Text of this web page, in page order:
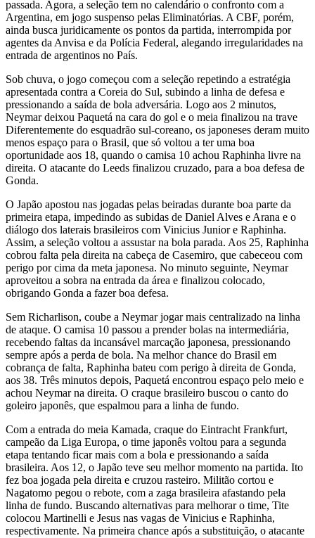
passada. Agora, a seleção tem no calendário o confronto com a
Argentina, em jogo suspenso pelas Eliminatórias. A CBF, porém,
ainda busca juridicamente os pontos da partida, interrompida por
agentes da Anvisa e da Polícia Federal, alegando irregularidades na
entrada de argentinos no País.
Sob chuva, o jogo começou com a seleção repetindo a estratégia
apresentada contra a Coreia do Sul, subindo a linha de defesa e
pressionando a saída de bola adversária. Logo aos 2 minutos,
Neymar deixou Paquetá na cara do gol e o meia finalizou na trave
Diferentemente do esquadrão sul-coreano, os japoneses deram muito
menos espaço para o Brasil, que só voltou a ter uma boa
oportunidade aos 18, quando o camisa 10 achou Raphinha livre na
direita. O atacante do Leeds finalizou cruzado, para a boa defesa de
Gonda.
O Japão apostou nas jogadas pelas beiradas durante boa parte da
primeira etapa, impedindo as subidas de Daniel Alves e Arana e o
diálogo dos laterais brasileiros com Vinicius Junior e Raphinha.
Assim, a seleção voltou a assustar na bola parada. Aos 25, Raphinha
cobrou falta pela direita na cabeça de Casemiro, que cabeceou com
perigo por cima da meta japonesa. No minuto seguinte, Neymar
aproveitou a sobra na entrada da área e finalizou colocado,
obrigando Gonda a fazer boa defesa.
Sem Richarlison, coube a Neymar jogar mais centralizado na linha
de ataque. O camisa 10 passou a prender bolas na intermediária,
recebendo faltas da incansável marcação japonesa, pressionando
sempre após a perda de bola. Na melhor chance do Brasil em
cobrança de falta, Raphinha bateu com perigo à direita de Gonda,
aos 38. Três minutos depois, Paquetá encontrou espaço pelo meio e
achou Neymar na direita. O craque brasileiro buscou o canto do
goleiro japonês, que espalmou para a linha de fundo.
Com a entrada do meia Kamada, craque do Eintracht Frankfurt,
campeão da Liga Europa, o time japonês voltou para a segunda
etapa tentando ficar mais com a bola e pressionando a saída
brasileira. Aos 12, o Japão teve seu melhor momento na partida. Ito
fez boa jogada pela direita e cruzou rasteiro. Militão cortou e
Nagatomo pegou o rebote, com a zaga brasileira afastando pela
linha de fundo. Buscando alternativas para melhorar o time, Tite
colocou Martinelli e Jesus nas vagas de Vinicius e Raphinha,
respectivamente. Na primeira chance após a substituição, o atacante